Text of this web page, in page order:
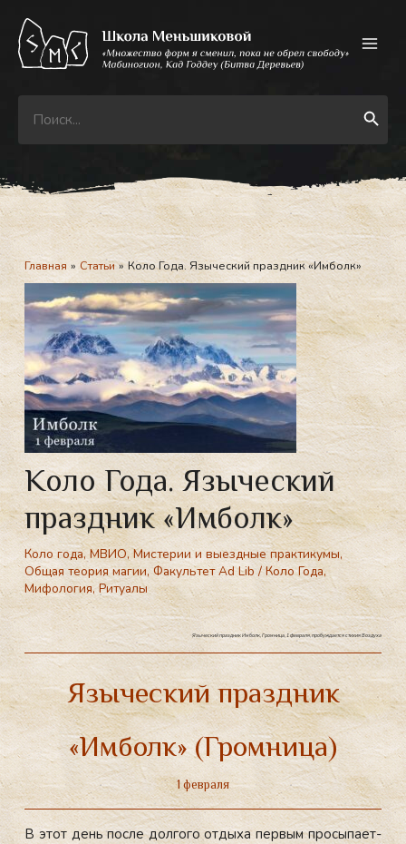
содержимому
Search
for:
Search Button
Главная Статьи Коло Года. Языческий праздник «Имболк»
Коло Года. Языческий
праздник «Имболк»
Коло года,МВИО,Мистерии и выездные практикумы,
Общая теория магии,Факультет Ad Lib/Коло Года,
Мифология,Ритуалы
Языческий праздник Имболк, Громница, 1 февраля, пробуждается стихия Воздуха
Языческий праздник
«Имболк» (Громница)
1 февраля
В этот день пос­ле дол­го­го от­ды­ха пер­вым про­сыпа­ет­